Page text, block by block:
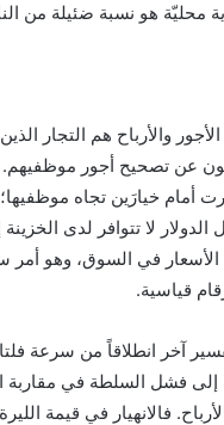
هو نسبة ضئيلة من
والأرباح هم التجار
عن تصحيح أجور موظفيهم.
خيارَين تجاه موظفيها؛
لا تتوافر لدى الخزينة
الأسعار في السوق، وهو أمر
قياسية.
آخر انطلاقاً من سرعة
مدولر بنسبة 77%، إضافة إلى فشل السلطة في
فالانهيار في قيمة